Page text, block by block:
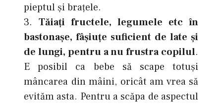
pieptul şi braţele.
3. Tăiaţi fructele, legumele etc în
bastonaşe, fâşiuţe suficient de late şi
de lungi, pentru a nu frustra copilul.
E posibil ca bebe să scape totuşi
mâncarea din mâini, oricât am vrea să
evităm asta. Pentru a scăpa de aspectul